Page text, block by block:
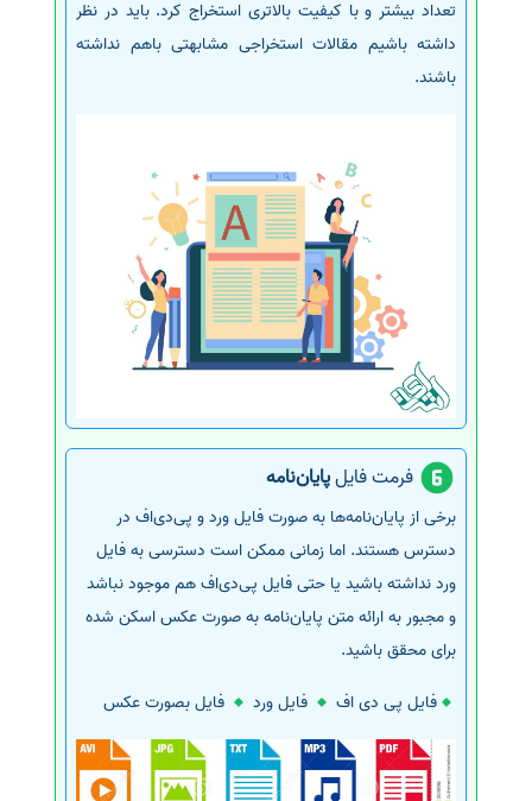
تعداد بیشتر و با کیفیت بالاتری استخراج کرد. باید در نظر
داشته باشیم مقالات استخراجی مشابهتی باهم نداشته
باشند.
فرمت فایلپایان‌نامه
برخی از پایان‌نامه‌ها به صورت فایل ورد و پی‌دی‌اف در
دسترس هستند. اما زمانی ممکن است دسترسی به فایل
ورد نداشته باشید یا حتی فایل پی‌دی‌اف هم موجود نباشد
و مجبور به ارائه متن پایان‌نامه به صورت عکس اسکن شده
برای محقق باشید.
فایل پی دی اف
فایل ورد فایل بصورت عکس